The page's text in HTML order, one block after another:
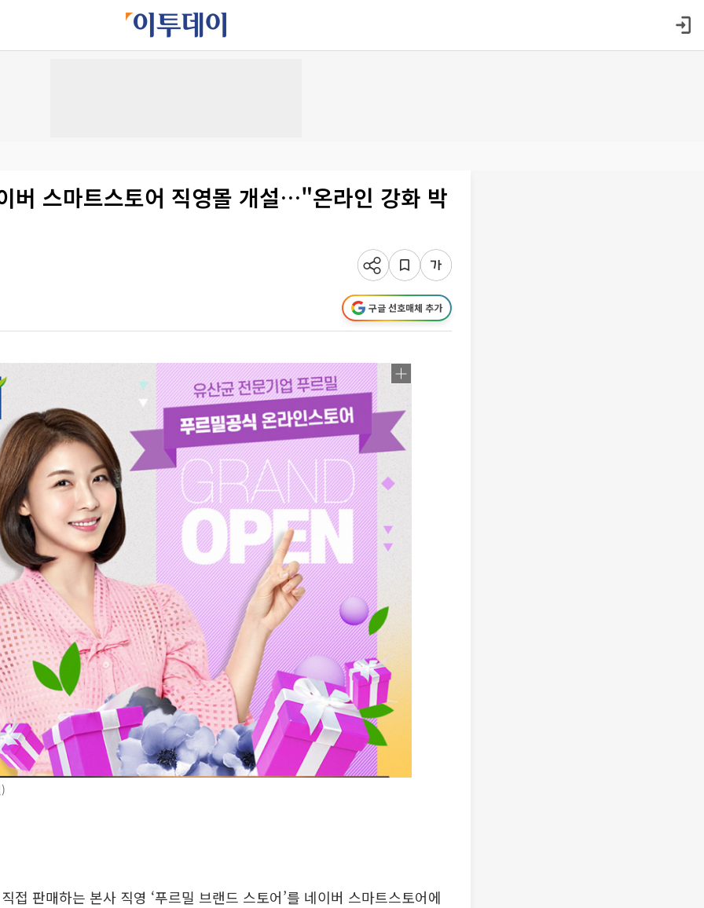
버 스마트스토어 직영몰 개설…"온라인 강화 박
구글 선호매체 추가
접 판매하는 본사 직영 ‘푸르밀 브랜드 스토어’를 네이버 스마트스토어에